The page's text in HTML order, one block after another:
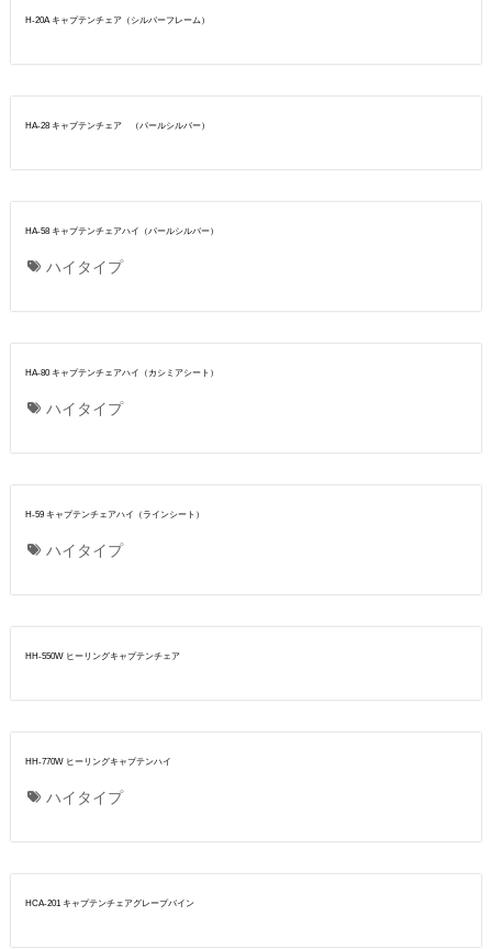
H-20A キャプテンチェア（シルバーフレーム）
HA-28 キャプテンチェア （パールシルバー）
HA-58 キャプテンチェアハイ（パールシルバー）
ハイタイプ
HA-80 キャプテンチェアハイ（カシミアシート）
ハイタイプ
H-59 キャプテンチェアハイ（ラインシート）
ハイタイプ
HH-550W ヒーリングキャプテンチェア
HH-770W ヒーリングキャプテンハイ
ハイタイプ
HCA-201 キャプテンチェアグレープバイン